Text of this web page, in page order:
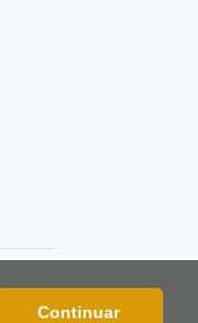
Continuar